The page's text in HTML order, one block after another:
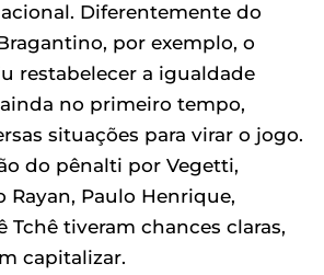
Diferentemente do
por exemplo, o
restabelecer a igualdade
no primeiro tempo,
situações para virar o jogo.
do pênalti por Vegetti,
Rayan, Paulo Henrique,
Tchê tiveram chances claras,
capitalizar.